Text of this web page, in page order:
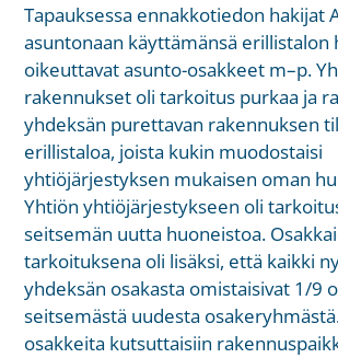
Tapauksessa ennakkotiedon hakijat
asuntonaan käyttämänsä erillistalon
oikeuttavat asunto-osakkeet m–p.
rakennukset oli tarkoitus purkaa ja
yhdeksän purettavan rakennuksen
erillistaloa, joista kukin muodostaisi
yhtiöjärjestyksen mukaisen oman
Yhtiön yhtiöjärjestykseen oli
seitsemän uutta huoneistoa.
tarkoituksena oli lisäksi, että kaikki
yhdeksän osakasta omistaisivat 1/9
seitsemästä uudesta
osakkeita kutsuttaisiin